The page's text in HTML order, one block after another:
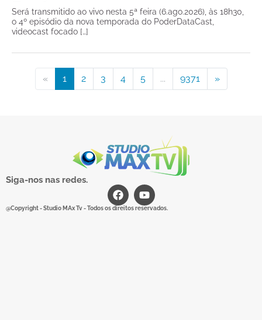
Será transmitido ao vivo nesta 5ª feira (6.ago.2026), às 18h30,
o 4º episódio da nova temporada do PoderDataCast,
videocast focado […]
« 1 2 3 4 5 ... 9371 »
Siga-nos nas redes.
@Copyright - Studio MAx Tv - Todos os direitos reservados.